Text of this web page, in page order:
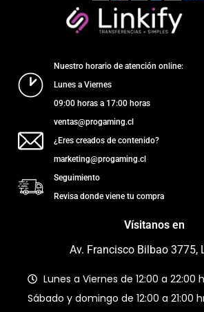
Nuestro horario de atención online:
Lunes a Viernes
09:00 horas a 17:00 horas
ventas@progaming.cl
¿Eres creados de contenido?
marketing@progaming.cl
Seguimiento
Revisa donde viene tu compra
Vísitanos en
Av. Francisco Bilbao 3775,
Lunes a Viernes de 12:00 a 22:00
Sábado y domingo de 12:00 a 21:00